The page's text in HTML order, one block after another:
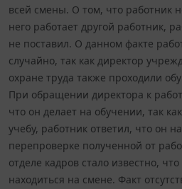
всей смены. О том, что работник
него работает другой работник,
не поставил. О данном факте
случайно, так как директор
охране труда также проходили
При обращении директора к
что он делает на обучении, так
учебу, работник ответил, что он
перепроверке полученной от
отделе кадров стало известно,
находиться на смене. Факт